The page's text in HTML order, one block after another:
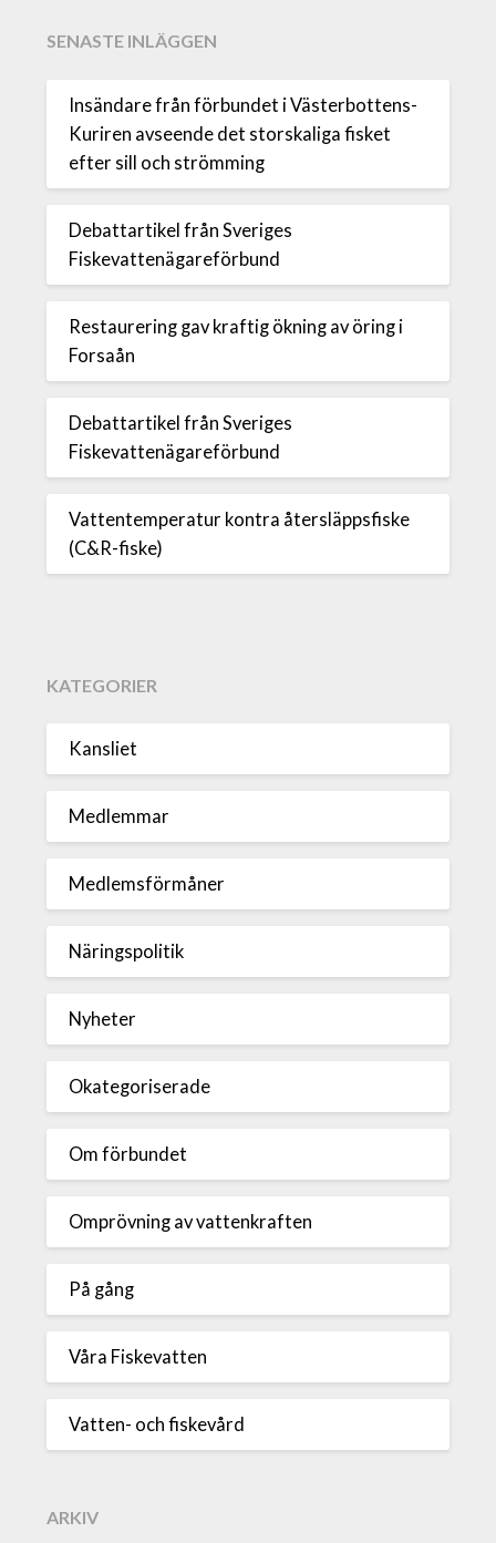
SENASTE INLÄGGEN
Insändare från förbundet i Västerbottens-
Kuriren avseende det storskaliga fisket
efter sill och strömming
Debattartikel från Sveriges
Fiskevattenägareförbund
Restaurering gav kraftig ökning av öring i
Forsaån
Debattartikel från Sveriges
Fiskevattenägareförbund
Vattentemperatur kontra återsläppsfiske
(C&R-fiske)
KATEGORIER
Kansliet
Medlemmar
Medlemsförmåner
Näringspolitik
Nyheter
Okategoriserade
Om förbundet
Omprövning av vattenkraften
På gång
Våra Fiskevatten
Vatten- och fiskevård
ARKIV